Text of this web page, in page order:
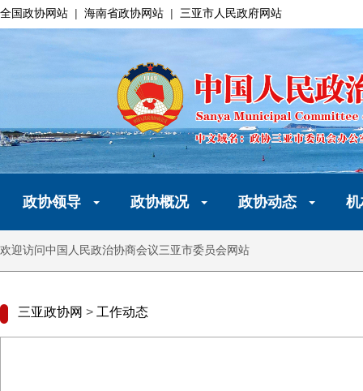
全国政协网站 | 海南省政协网站 | 三亚市人民政府网站
政协领导 政协概况 政协动态
欢迎访问中国人民政治协商会议三亚市委员会网站
三亚政协网 > 工作动态